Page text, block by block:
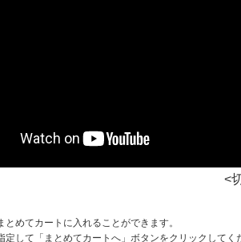
<
とめてカートに入れることができます。
定して「まとめてカートへ」ボタンをクリックして